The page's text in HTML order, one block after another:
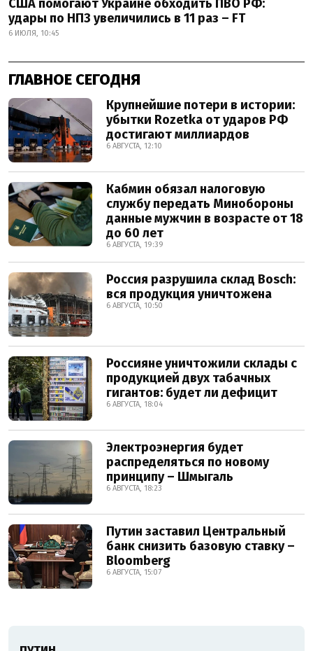
США помогают Украине обходить ПВО РФ:
удары по НПЗ увеличились в 11 раз – FT
6 ИЮЛЯ, 10:45
ГЛАВНОЕ СЕГОДНЯ
Крупнейшие потери в истории:
убытки Rozetka от ударов РФ
достигают миллиардов
6 АВГУСТА, 12:10
Кабмин обязал налоговую
службу передать Минобороны
данные мужчин в возрасте от 18
до 60 лет
6 АВГУСТА, 19:39
Россия разрушила склад Bosch:
вся продукция уничтожена
6 АВГУСТА, 10:50
Россияне уничтожили склады с
продукцией двух табачных
гигантов: будет ли дефицит
6 АВГУСТА, 18:04
Электроэнергия будет
распределяться по новому
принципу – Шмыгаль
6 АВГУСТА, 18:23
Путин заставил Центральный
банк снизить базовую ставку –
Bloomberg
6 АВГУСТА, 15:07